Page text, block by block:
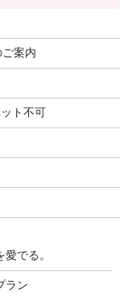
案内
ト不可
でる。
ラン